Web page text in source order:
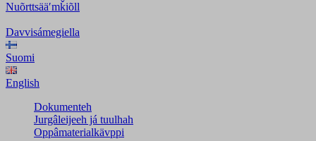
Nuõrttsääʹmǩiõll
Davvisámegiella
Suomi
English
Dokumenteh
Jurgâleijeeh já tuulhah
Oppâmaterialkävppi